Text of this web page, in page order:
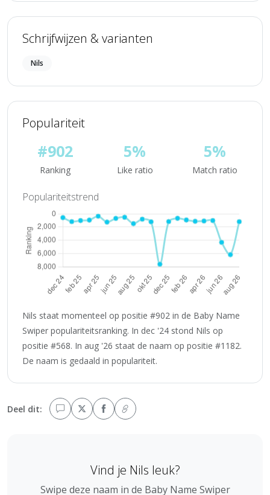
Schrijfwijzen & varianten
Nils
Populariteit
#902
Ranking
5%
Like ratio
5%
Match ratio
Populariteitstrend
Nils staat momenteel op positie #902 in de Baby Name
Swiper populariteitsranking. In dec '24 stond Nils op
positie #568. In aug '26 staat de naam op positie #1182.
De naam is gedaald in populariteit.
Deel dit:
Vind je Nils leuk?
Swipe deze naam in de Baby Name Swiper